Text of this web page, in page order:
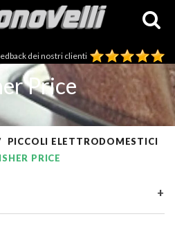
dei nostri clienti
Price
PICCOLI ELETTRODOMESTICI
PRICE
+